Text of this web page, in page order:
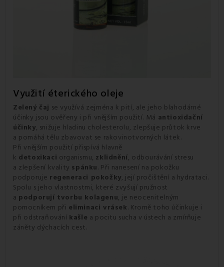
Využití éterického oleje
Zelený čaj se využívá zejména k pití, ale jeho blahodárné
účinky jsou ověřeny i při vnějším použití. Má antioxidační
účinky, snižuje hladinu cholesterolu, zlepšuje průtok krve
a pomáhá tělu zbavovat se rakovinotvorných látek.
Při vnějším použití přispívá hlavně
k detoxikaci organismu, zklidnění, odbourávání stresu
a zlepšení kvality spánku. Při nanesení na pokožku
podporuje regeneraci pokožky, její pročištění a hydrataci.
Spolu s jeho vlastnostmi, které zvyšují pružnost
a podporují tvorbu kolagenu, je neocenitelným
pomocníkem při eliminaci vrásek. Kromě toho účinkuje i
při odstraňování kašle a pocitu sucha v ústech a zmírňuje
záněty dýchacích cest.